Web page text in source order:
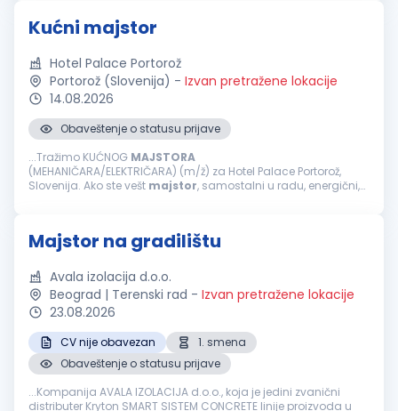
Kućni majstor
Hotel Palace Portorož
Portorož (Slovenija) - Izvan pretražene lokacije
14.08.2026
Obaveštenje o statusu prijave
...Tražimo KUĆNOG MAJSTORA
(MEHANIČARA/ELEKTRIČARA) (m/ž) za Hotel Palace Portorož,
Slovenija. Ako ste vešt majstor, samostalni u radu, energični,
Majstor na gradilištu
Avala izolacija d.o.o.
Beograd | Terenski rad - Izvan pretražene lokacije
23.08.2026
CV nije obavezan
1. smena
Obaveštenje o statusu prijave
...Kompanija AVALA IZOLACIJA d.o.o., koja je jedini zvanični
distributer Kryton SMART SISTEM CONCRETE linije proizvoda u